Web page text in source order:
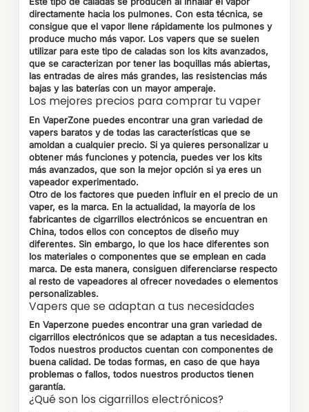
directamente hacia los pulmones. Con esta técnica, se
consigue que el vapor llene rápidamente los pulmones y
produce mucho más vapor. Los vapers que se suelen
utilizar para este tipo de caladas son los kits avanzados,
que se caracterizan por tener las boquillas más abiertas,
las entradas de aires más grandes, las resistencias más
bajas y las baterías con un mayor amperaje.
Los mejores precios para comprar tu vaper
En VaperZone puedes encontrar una gran variedad de
vapers baratos y de todas las características que se
amoldan a cualquier precio. Si ya quieres personalizar u
obtener más funciones y potencia, puedes ver los kits
más avanzados, que son la mejor opción si ya eres un
vapeador experimentado.
Otro de los factores que pueden influir en el precio de un
vaper, es la marca. En la actualidad, la mayoría de los
fabricantes de cigarrillos electrónicos se encuentran en
China, todos ellos con conceptos de diseño muy
diferentes. Sin embargo, lo que los hace diferentes son
los materiales o componentes que se emplean en cada
marca. De esta manera, consiguen diferenciarse respecto
al resto de vapeadores al ofrecer novedades o elementos
personalizables.
Vapers que se adaptan a tus necesidades
En Vaperzone puedes encontrar una gran variedad de
cigarrillos electrónicos que se adaptan a tus necesidades.
Todos nuestros productos cuentan con componentes de
buena calidad. De todas formas, en caso de que haya
problemas o fallos, todos nuestros productos tienen
garantía.
¿Qué son los cigarrillos electrónicos?